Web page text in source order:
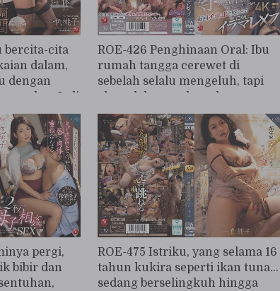
bercita-cita
dalam,
dengan
Jadi
aku
naluri
Isshiki
ROE-426 Penghinaan Oral: Ibu
rumah tangga cerewet di
sebelah selalu mengeluh, tapi
aku selalu membungkamnya
dengan penisku. Momoko
Isshiki
pergi,
bibir dan
ROE-475 Istriku, yang selama 16
tahun kukira seperti ikan tuna...
sedang berselingkuh hingga